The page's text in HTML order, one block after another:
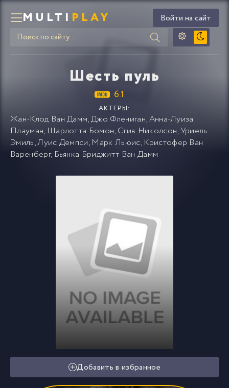
MULTI PLAY Войти на сайт
Шесть пуль
6.1
АКТЕРЫ:
Жан-Клод Ван Дамм,Джо Флениган,Анна-Луиза
Плауман, Шарлотта Бомон, Стив Николсон,Уриель
Эмиль,Луис Демпси, Марк Льюис, Кристофер Ван
Варенберг, Бьянка Бриджитт Ван Дамм
Добавить в избранное